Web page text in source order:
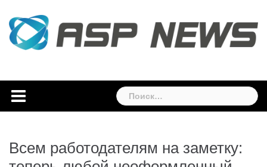
content
Найти:
Всем работодателям на заметку: